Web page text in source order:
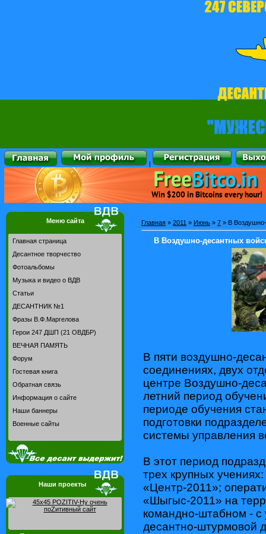
|
Меню сайта
Главная страница
Десантное творчество
Фотоальбомы
Музыка и видео о ВДВ
Статьи
ДЕСАНТНИК №1
Фразы В.Ф.Маргелова
Герои 247 ДШП (21 ОВДБР)
ВЕЧНАЯ ПАМЯТЬ
Форум
Гостевая книга
Обратная связь
Информация о сайте
Наши баннеры
Военные сайты
Наши проекты
Главная » 2011 » Июнь » 7 » В
В Воздушно-десантных
В пяти воздушно-
соединениях, двух
центре Воздушно-
летний период
периоде обучения
подготовки
системы управления
В этот период
трех крупных
«Центр-2011»;
«Шыгыс-2011» на
командно-штабном - с
десантно-штурмовой